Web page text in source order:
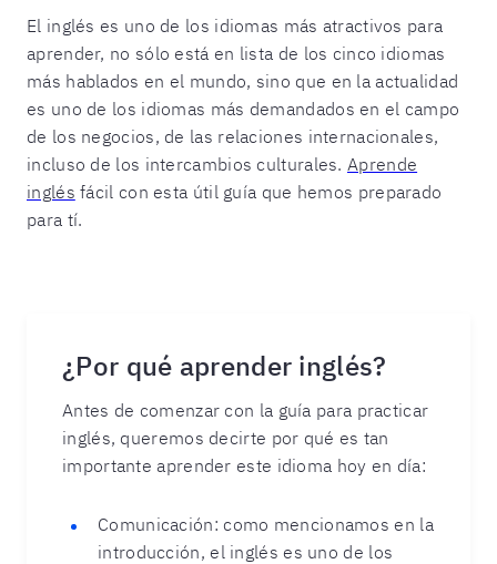
El inglés es uno de los idiomas más atractivos para
aprender, no sólo está en lista de los cinco idiomas
más hablados en el mundo, sino que en la actualidad
es uno de los idiomas más demandados en el campo
de los negocios, de las relaciones internacionales,
incluso de los intercambios culturales. Aprende
inglés fácil con esta útil guía que hemos preparado
para tí.
¿Por qué aprender inglés?
Antes de comenzar con la guía para practicar
inglés, queremos decirte por qué es tan
importante aprender este idioma hoy en día:
Comunicación: como mencionamos en la
introducción, el inglés es uno de los